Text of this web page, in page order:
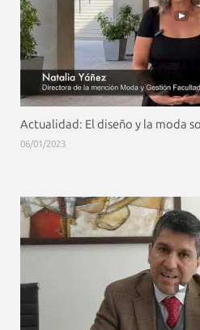
Actualidad: El diseño y la moda
06/01/2023